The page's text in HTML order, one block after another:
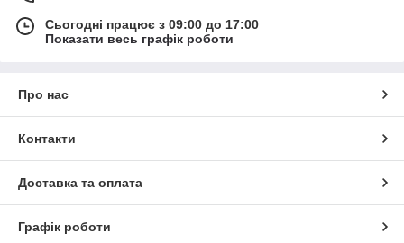
Сьогодні працює з 09:00 до 17:00
Показати весь графік роботи
Про нас
Контакти
Доставка та оплата
Графік роботи